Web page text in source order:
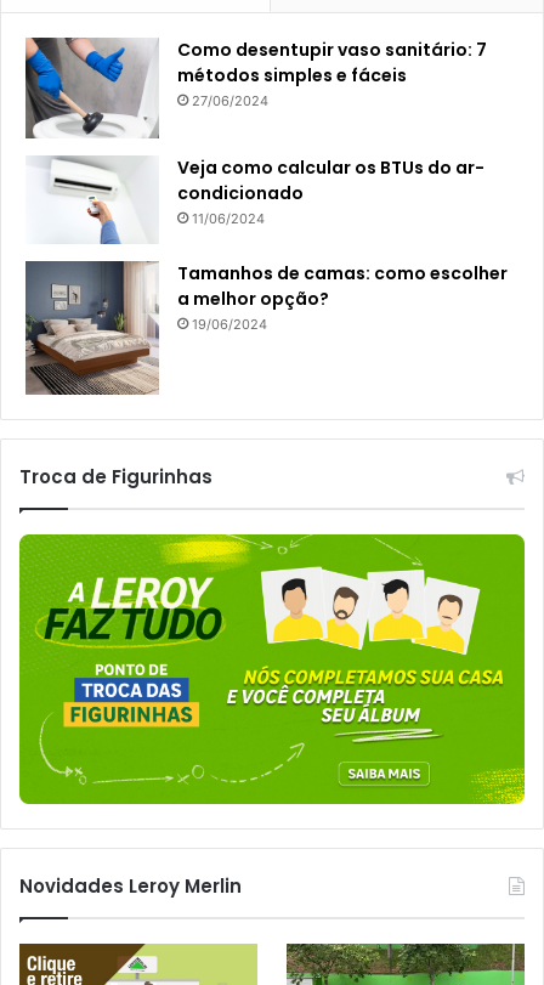
Como desentupir vaso sanitário: 7
métodos simples e fáceis
27/06/2024
Veja como calcular os BTUs do ar-
condicionado
11/06/2024
Tamanhos de camas: como escolher
a melhor opção?
19/06/2024
Troca de Figurinhas
Novidades Leroy Merlin